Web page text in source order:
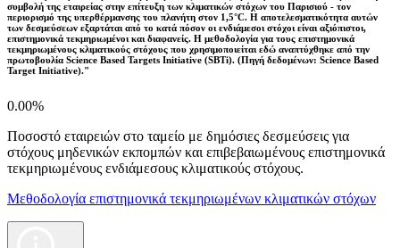
συμβολή της εταιρείας στην επίτευξη των κλιματικών στόχων του Παρισιού - τον
περιορισμό της υπερθέρμανσης του πλανήτη στον 1,5°C. Η αποτελεσματικότητα αυτών
των δεσμεύσεων εξαρτάται από το κατά πόσον οι ενδιάμεσοι στόχοι είναι αξιόπιστοι,
επιστημονικά τεκμηριωμένοι και διαφανείς. Η μεθοδολογία για τους επιστημονικά
τεκμηριωμένους κλιματικούς στόχους που χρησιμοποιείται εδώ αναπτύχθηκε από την
πρωτοβουλία Science Based Targets Initiative (SBTi). (Πηγή δεδομένων: Science Based
Target Initiative)."
0.00%
Ποσοστό εταιρειών στο ταμείο με δημόσιες δεσμεύσεις για
στόχους μηδενικών εκπομπών και επιβεβαιωμένους επιστημονικά
τεκμηριωμένους ενδιάμεσους κλιματικούς στόχους.
Μεθοδολογία επιστημονικά τεκμηριωμένων κλιματικών στόχων